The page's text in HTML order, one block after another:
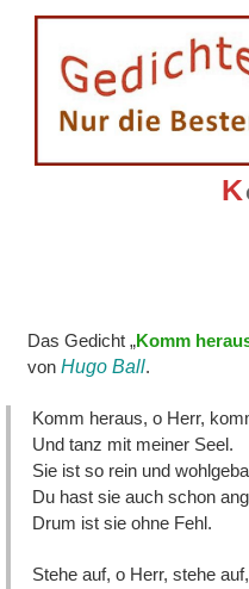
K
Das Gedicht „Komm
vonHugo Ball.
Komm heraus, o Herr,
Und tanz mit meiner Seel.
Sie ist so rein und
Du hast sie auch schon
Drum ist sie ohne Fehl.
Stehe auf, o Herr, stehe